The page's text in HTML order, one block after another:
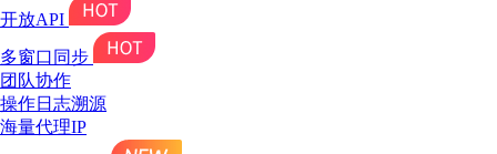
开放API
多窗口同步
团队协作
操作日志溯源
海量代理IP